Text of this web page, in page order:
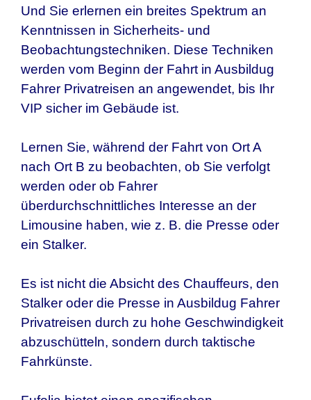
Und Sie erlernen ein breites Spektrum an
Kenntnissen in Sicherheits- und
Beobachtungstechniken. Diese Techniken
werden vom Beginn der Fahrt in Ausbildug
Fahrer Privatreisen an angewendet, bis Ihr
VIP sicher im Gebäude ist.
Lernen Sie, während der Fahrt von Ort A
nach Ort B zu beobachten, ob Sie verfolgt
werden oder ob Fahrer
überdurchschnittliches Interesse an der
Limousine haben, wie z. B. die Presse oder
ein Stalker.
Es ist nicht die Absicht des Chauffeurs, den
Stalker oder die Presse in Ausbildug Fahrer
Privatreisen durch zu hohe Geschwindigkeit
abzuschütteln, sondern durch taktische
Fahrkünste.